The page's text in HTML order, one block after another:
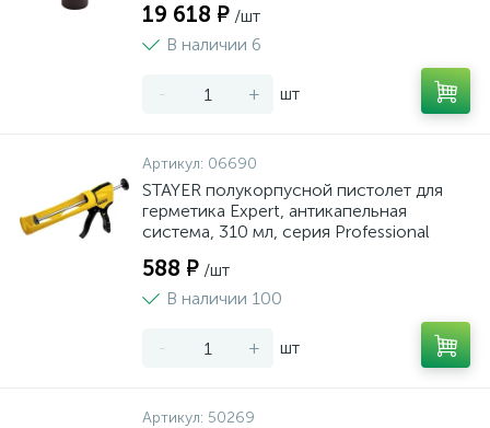
19 618 ₽ /шт
В наличии 6
- + шт
Артикул: 06690
STAYER полукорпусной пистолет для
герметика Expert, антикапельная
система, 310 мл, серия Professional
588 ₽ /шт
В наличии 100
- + шт
Артикул: 50269